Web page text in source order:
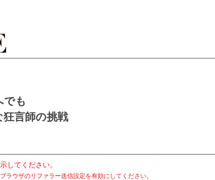
でも
狂言師の挑戦
してください。
ラウザのリファラー送信設定を有効にしてください。